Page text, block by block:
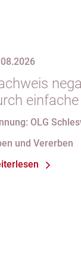
des § 29
OLG
und Vererben